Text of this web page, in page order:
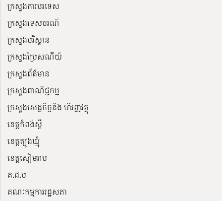
ក្រសួងការបរទេស
ក្រសួងទេសចរណ៍
ក្រសួងបរិស្ថាន
ក្រសួងប្រៃសណីយ៍
ក្រសួងព័ត៌មាន
ក្រសួងពាណិជ្ជកម្ម
ក្រសួងសេដ្ឋកិច្ចនិង ហិរញ្ញវត្ថុ
ខេត្តកំពង់ស្ពឺ
ខេត្តត្បូងឃ្មុំ
ខេត្តសៀមរាប
គ.ជ.ប
គណៈកម្មការរដ្ឋសភា